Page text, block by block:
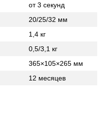
от 3 секунд
20/25/32 мм
1,4 кг
0,5/3,1 кг
365×105×265 мм
12 месяцев